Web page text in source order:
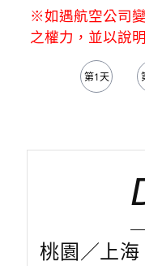
※如遇航空公司
之權力，並以說
第1天
桃園／上海